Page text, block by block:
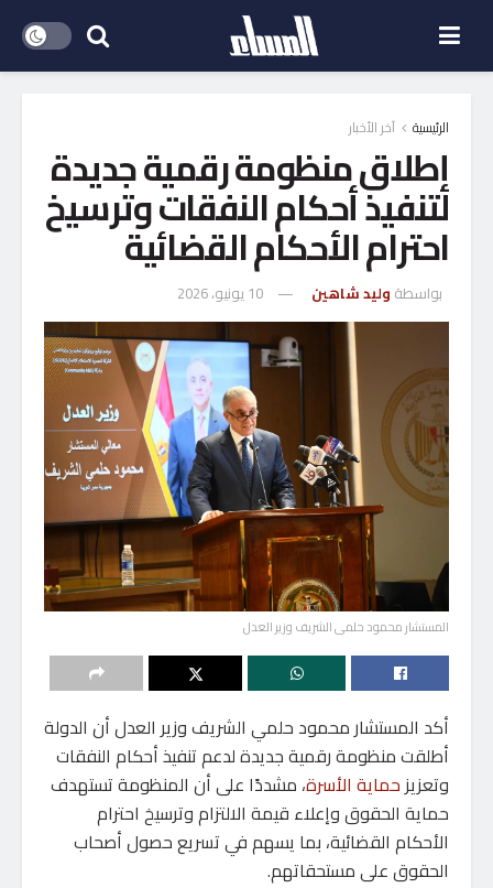
الرئيسية آخر الأخبار
إطلاق منظومة رقمية جديدة
لتنفيذ أحكام النفقات وترسيخ
احترام الأحكام القضائية
بواسطة وليد شاهين 10 يونيو، 2026
المستشار محمود حلمى الشريف وزير العدل
أكد المستشار محمود حلمي الشريف وزير العدل أن الدولة
أطلقت منظومة رقمية جديدة لدعم تنفيذ أحكام النفقات
وتعزيز حماية الأسرة، مشددًا على أن المنظومة تستهدف
حماية الحقوق وإعلاء قيمة الالتزام وترسيخ احترام
الأحكام القضائية، بما يسهم في تسريع حصول أصحاب
الحقوق على مستحقاتهم.